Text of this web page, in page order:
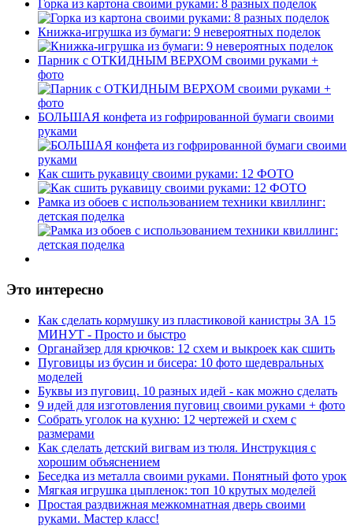
Горка из картона своими руками: 8 разных поделок
Книжка-игрушка из бумаги: 9 невероятных поделок
Парник с ОТКИДНЫМ ВЕРХОМ своими руками +
фото
БОЛЬШАЯ конфета из гофрированной бумаги своими
руками
Как сшить рукавицу своими руками: 12 ФОТО
Рамка из обоев с использованием техники квиллинг:
детская поделка
Это интересно
Как сделать кормушку из пластиковой канистры ЗА 15
МИНУТ - Просто и быстро
Органайзер для крючков: 12 схем и выкроек как сшить
Пуговицы из бусин и бисера: 10 фото шедевральных
моделей
Буквы из пуговиц. 10 разных идей - как можно сделать
9 идей для изготовления пуговиц своими руками + фото
Собрать уголок на кухню: 12 чертежей и схем с
размерами
Как сделать детский вигвам из тюля. Инструкция с
хорошим объяснением
Беседка из металла своими руками. Понятный фото урок
Мягкая игрушка цыпленок: топ 10 крутых моделей
Простая раздвижная межкомнатная дверь своими
руками. Мастер класс!